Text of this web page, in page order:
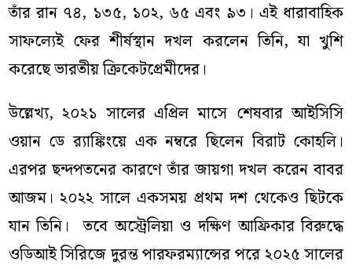
তাঁর রান ৭৪, ১৩৫, ১০২, ৬৫ এবং ৯৩। এই ধারাবাহিক
সাফল্যেই ফের শীর্ষস্থান দখল করলেন তিনি, যা খুশি
করেছে ভারতীয় ক্রিকেটপ্রেমীদের।
উল্লেখ্য, ২০২১ সালের এপ্রিল মাসে শেষবার আইসিসি
ওয়ান ডে র‍্যাঙ্কিংয়ে এক নম্বরে ছিলেন বিরাট কোহলি।
এরপর ছন্দপতনের কারণে তাঁর জায়গা দখল করেন বাবর
আজম। ২০২২ সালে একসময় প্রথম দশ থেকেও ছিটকে
যান তিনি। তবে অস্ট্রেলিয়া ও দক্ষিণ আফ্রিকার বিরুদ্ধে
ওডিআই সিরিজে দুরন্ত পারফরম্যান্সের পরে ২০২৫ সালের